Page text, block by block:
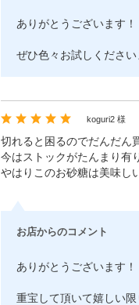
ありがとうございます！
ぜひ色々お試しください
koguri2 様
切れると困るのでだんだん
今はストックがたんまり有
やはりこのお砂糖は美味し
お店からのコメント
ありがとうございます！
重宝して頂いて嬉しい限